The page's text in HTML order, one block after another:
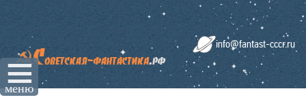
☰
меню
info@fantast-cccr.ru